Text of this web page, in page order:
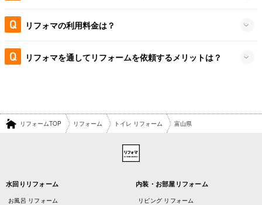
リフォマの利用料金は？
リフォマを通してリフォームを依頼するメリットは？
リフォームTOP リフォーム トイレ リフォーム 富山県
水回りリフォーム
お風呂 リフォーム
内装・お部屋リフォーム
リビング リフォーム